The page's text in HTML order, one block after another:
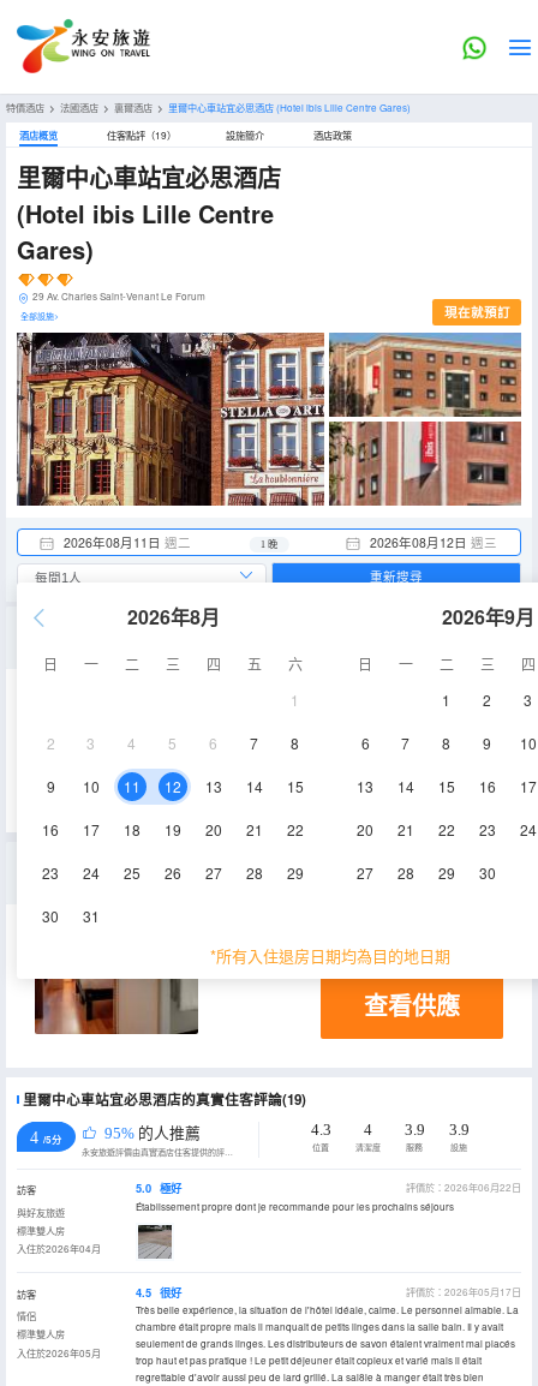
特價酒店 > 法國酒店 > 裏爾酒店 > 里爾中心車站宜必思酒店(Hotel ibis Lille Centre Gares)
酒店概览 住客點評（19） 設施簡介 酒店政策
里爾中心車站宜必思酒店
(Hotel ibis Lille Centre
Gares)
29 Av. Charles Saint-Venant Le Forum
全部設施> 現在就預訂
2026年08月11日 週二 2026年08月12日 週三
1 晚
2026年8月
日 一 二 三 四 五
六
1
2 3 4 5 6 7 8
9 10 11 12 13 14 15
16 17 18 19 20 21 22
23 24 25 26 27 28 29
30 31
2026年9月
日 一 二 三
四
1
2 3
6 7 8 9 10
13 14 15 16 17
20 21 22 23 24
27 28 29 30
*所有入住退房日期均為目的地日期
重新搜尋
標準雙人房
17㎡ 空調
查看供應
里爾中心車站宜必思酒店的真實住客評論(19)
4 /5分 95% 的人推薦
永安旅遊評價由真實酒店住客提供的評價。
4.3
位置
4
清潔度
3.9
服務
3.9
設施
訪客
與好友旅遊
標準雙人房
入住於2026年04月
5.0 極好
評價於：2026年06月22日
Établissement propre dont je recommande pour les prochains séjours
訪客
情侶
標準雙人房
入住於2026年05月
4.5 很好
評價於：2026年05月17日
Très belle expérience, la situation de l'hôtel idéale, calme. Le personnel aimable. La
chambre était propre mais il manquait de petits linges dans la salle bain. Il y avait
seulement de grands linges. Les distributeurs de savon étaient vraiment mal placés
trop haut et pas pratique ! Le petit déjeuner était copieux et varié mais il était
regrettable d'avoir aussi peu de lard grillé. La sal8le à manger était très bien